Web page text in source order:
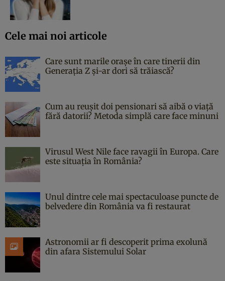
Cele mai noi articole
Care sunt marile orașe în care tinerii din
Generația Z și-ar dori să trăiască?
Cum au reușit doi pensionari să aibă o viață
fără datorii? Metoda simplă care face minuni
Virusul West Nile face ravagii în Europa. Care
este situația în România?
Unul dintre cele mai spectaculoase puncte de
belvedere din România va fi restaurat
Astronomii ar fi descoperit prima exolună
din afara Sistemului Solar